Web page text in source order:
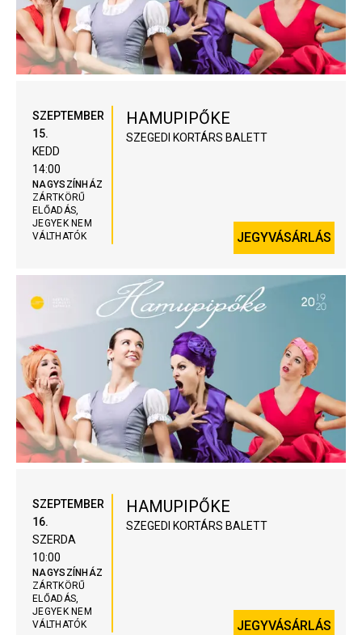
SZEPTEMBER
15.
KEDD
14:00
NAGYSZÍNHÁZ
ZÁRTKÖRŰ
ELŐADÁS,
JEGYEK NEM
VÁLTHATÓK
HAMUPIPŐKE
SZEGEDI KORTÁRS BALETT
JEGYVÁSÁRLÁS
SZEPTEMBER
16.
SZERDA
10:00
NAGYSZÍNHÁZ
ZÁRTKÖRŰ
ELŐADÁS,
JEGYEK NEM
VÁLTHATÓK
HAMUPIPŐKE
SZEGEDI KORTÁRS BALETT
JEGYVÁSÁRLÁS